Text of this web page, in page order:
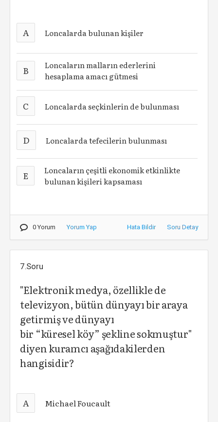
A Loncalarda bulunan kişiler
B
Loncaların malların ederlerini
hesaplama amacı gütmesi
C Loncalarda seçkinlerin de bulunması
D Loncalarda tefecilerin bulunması
E
Loncaların çeşitli ekonomik etkinlikte
bulunan kişileri kapsaması
0 Yorum Yorum Yap Hata Bildir Soru Detay
7.Soru
"Elektronik medya, özellikle de
televizyon, bütün dünyayı bir araya
getirmiş ve dünyayı
bir “küresel köy” şekline sokmuştur"
diyen kuramcı aşağıdakilerden
hangisidir?
A Michael Foucault